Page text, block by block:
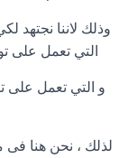
وذلك لاننا نجتهد
التي تعمل على
و التي تعمل على
لذلك ، نحن هنا فى